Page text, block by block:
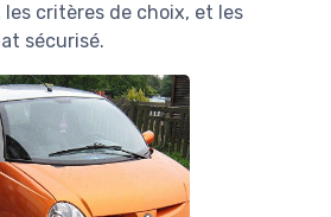
les critères de choix, et les
sécurisé.